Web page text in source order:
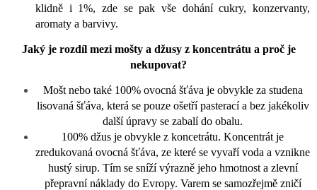
klidně i 1%, zde se pak vše dohání cukry, konzervanty,
aromaty a barvivy.
Jaký je rozdíl mezi mošty a džusy z koncentrátu a proč je
nekupovat?
Mošt nebo také 100% ovocná šťáva je obvykle za studena
lisovaná šťáva, která se pouze ošetří pasterací a bez jakékoliv
další úpravy se zabalí do obalu.
100% džus je obvykle z koncetrátu. Koncentrát je
zredukovaná ovocná šťáva, ze které se vyvaří voda a vznikne
hustý sirup. Tím se sníží výrazně jeho hmotnost a zlevní
přepravní náklady do Evropy. Varem se samozřejmě zničí